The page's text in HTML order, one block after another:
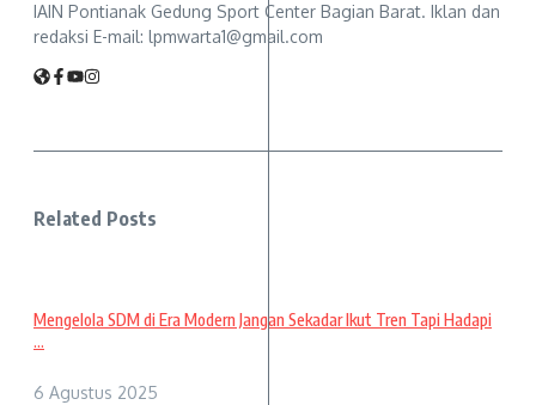
IAIN Pontianak Gedung Sport Center Bagian Barat. Iklan dan
redaksi E-mail: lpmwarta1@gmail.com
Related Posts
Mengelola SDM di Era Modern Jangan Sekadar Ikut Tren Tapi Hadapi
...
6 Agustus 2025